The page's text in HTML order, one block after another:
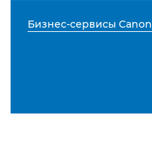
Бизнес-сервисы Canon